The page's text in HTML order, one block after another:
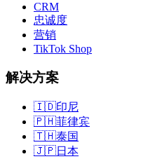
CRM
忠诚度
营销
TikTok Shop
解决方案
🇮🇩印尼
🇵🇭菲律宾
🇹🇭泰国
🇯🇵日本